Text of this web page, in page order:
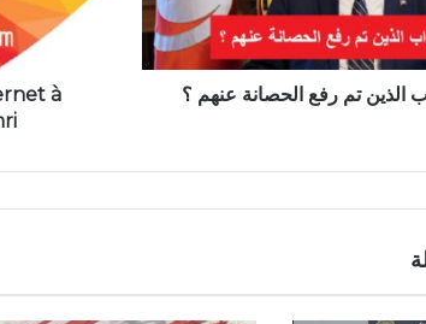
الذين تم رفع الحصانة عنهم ؟
à